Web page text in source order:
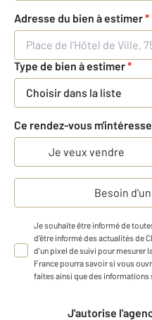
Adresse du bien à estimer*
Type de bien à estimer*
Choisir dans la liste
Ce rendez-vous
Je veux vendre
Besoin
Je souhaite être informé de
d'être informé des actualités de
d'un pixel de suivi pour mesurer
France pourra savoir si vous
faites ainsi que des informations
J'autorise